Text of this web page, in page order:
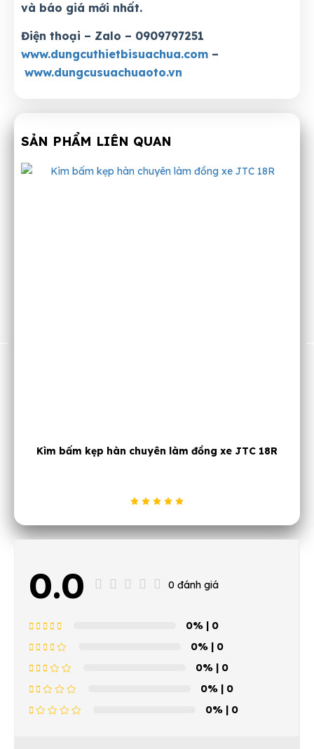
và báo giá mới nhất.
Điện thoại – Zalo – 0909797251
www.dungcuthietbisuachua.com –
www.dungcusuachuaoto.vn
SẢN PHẨM LIÊN QUAN
Kìm bấm kẹp hàn chuyên làm đồng xe JTC 18R
0.0 0 đánh giá
0% | 0
0% | 0
0% | 0
0% | 0
0% | 0